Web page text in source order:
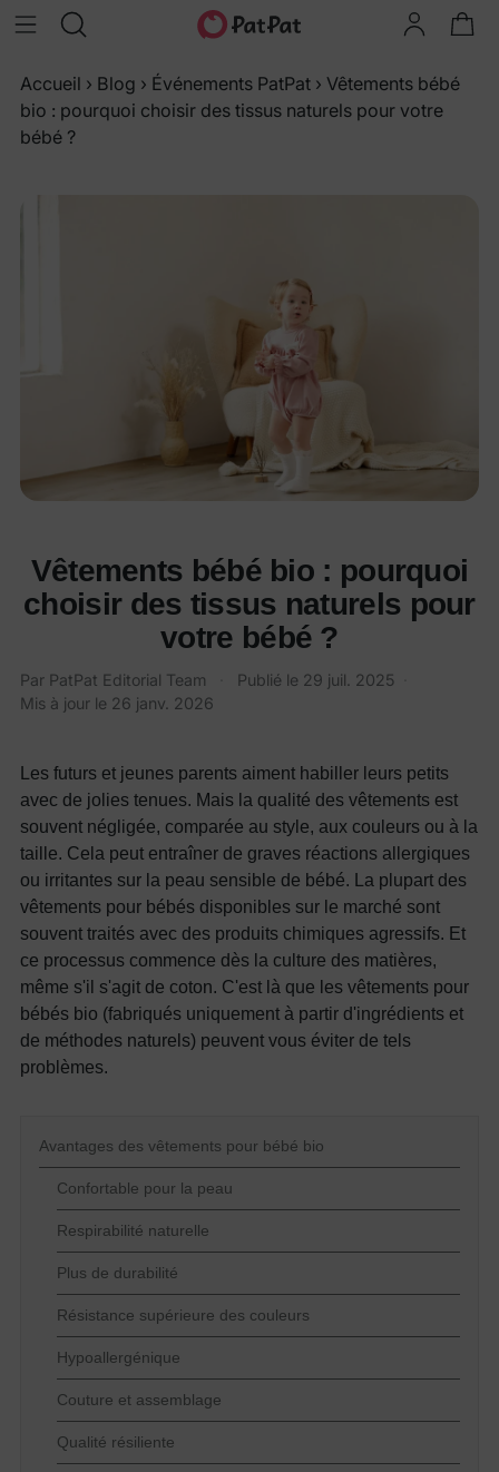
Accueil › Blog › Événements PatPat › Vêtements bébé
bio : pourquoi choisir des tissus naturels pour votre
bébé ?
Vêtements bébé bio : pourquoi
choisir des tissus naturels pour
votre bébé ?
Par PatPat Editorial Team Publié le 29 juil. 2025
Mis à jour le 26 janv. 2026
Les futurs et jeunes parents aiment habiller leurs petits
avec de jolies tenues. Mais la qualité des vêtements est
souvent négligée, comparée au style, aux couleurs ou à la
taille. Cela peut entraîner de graves réactions allergiques
ou irritantes sur la peau sensible de bébé. La plupart des
vêtements pour bébés disponibles sur le marché sont
souvent traités avec des produits chimiques agressifs. Et
ce processus commence dès la culture des matières,
même s'il s'agit de coton. C'est là que les vêtements pour
bébés bio (fabriqués uniquement à partir d'ingrédients et
de méthodes naturels) peuvent vous éviter de tels
problèmes.
Avantages des vêtements pour bébé bio
Confortable pour la peau
Respirabilité naturelle
Plus de durabilité
Résistance supérieure des couleurs
Hypoallergénique
Couture et assemblage
Qualité résiliente